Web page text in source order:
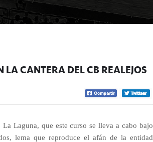
CANTERA DEL CB REALEJOS
Laguna, que este curso se lleva a cabo bajo
lema que reproduce el afán de la entidad